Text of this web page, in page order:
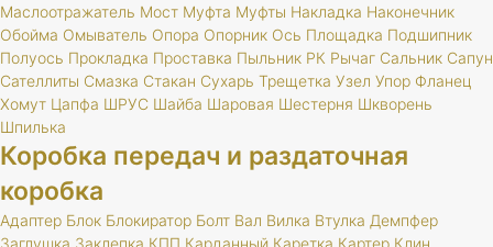
Маслоотражатель Мост Муфта Муфты Накладка Наконечник
Обойма Омыватель Опора Опорник Ось Площадка Подшипник
Полуось Прокладка Проставка Пыльник РК Рычаг Сальник Сапун
Сателлиты Смазка Стакан Сухарь Трещетка Узел Упор Фланец
Хомут Цапфа ШРУС Шайба Шаровая Шестерня Шкворень
Шпилька
Коробка передач и раздаточная
коробка
Адаптер Блок Блокиратор Болт Вал Вилка Втулка Демпфер
Заглушка Заклепка КПП Карданный Каретка Картер Клин